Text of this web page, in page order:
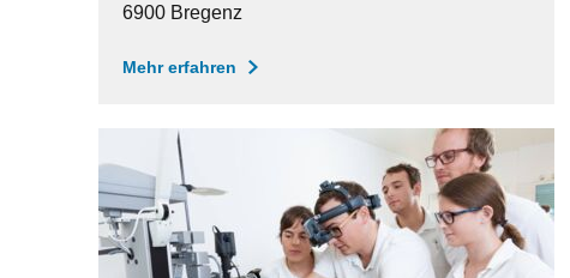
6900 Bregenz
Mehr erfahren